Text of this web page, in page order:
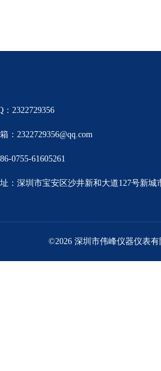
：2322729356
：2322729356@qq.com
0755-61605261
：深圳市宝安区沙井新和大道127号新城
©2026 深圳市伟峰仪器仪表